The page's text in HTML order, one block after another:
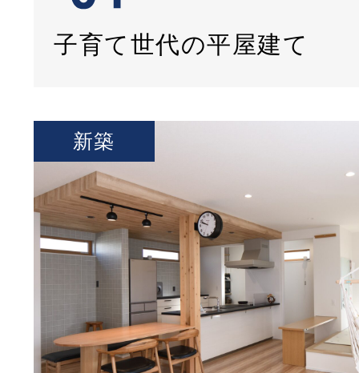
子育て世代の平屋建て
新築